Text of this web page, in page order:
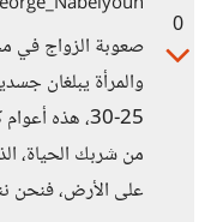
0
صعوبة الزواج في
25-30، هذه
من شربك الحياة،
على الأرض، فنحن